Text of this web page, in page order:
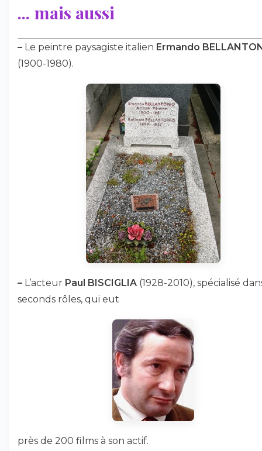
... mais aussi
– Le peintre paysagiste italien Ermando
(1900-1980).
– L’acteur Paul BISCIGLIA (1928-2010), spécialisé
seconds rôles, qui eut
près de 200 films à son actif.